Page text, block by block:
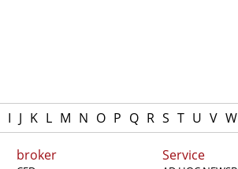
I J K L M N O P Q R S T U V W
broker Service